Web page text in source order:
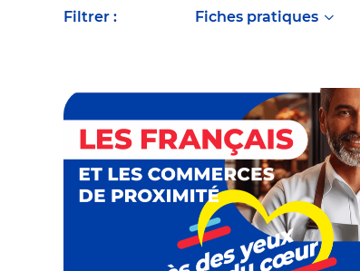
filtrer : Fiches pratiques